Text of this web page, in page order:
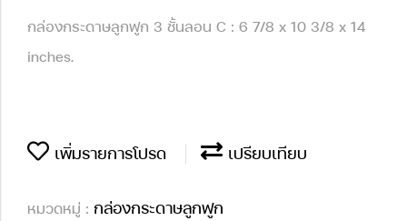
กล่องกระดาษลูกฟูก 3 ชั้นลอน C : 6 7/8 x 10 3/8 x 14
inches.
เพิ่มรายการโปรด เปรียบเทียบ
หมวดหมู่ : กล่องกระดาษลูกฟูก